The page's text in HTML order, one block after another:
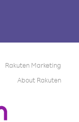
Rakuten Marketing
About Rakuten